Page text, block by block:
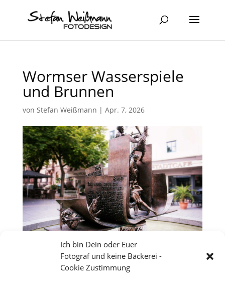
Ich bin Dein oder Euer
Fotograf und keine Bäckerei -
Cookie Zustimmung
Wormser Wasserspiele
und Brunnen
von Stefan Weißmann | Apr. 7, 2026